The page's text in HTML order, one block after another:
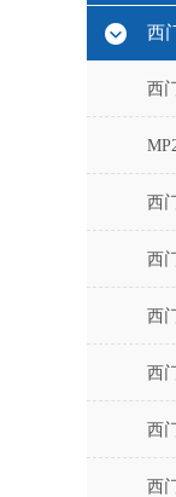
西
西
西
西
西
西
西
西